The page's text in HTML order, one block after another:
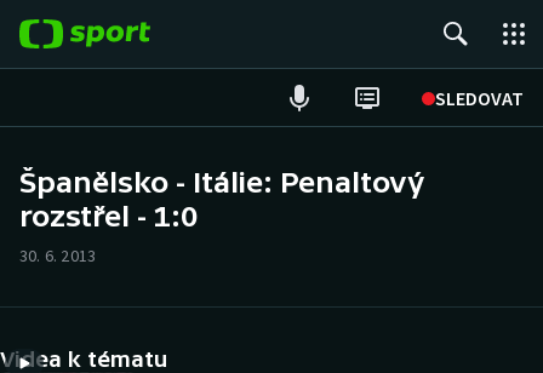
SLEDOVAT
Hokej
Španělsko - Itálie: Penaltový
rozstřel - 1:0
30. 6. 2013
Videa k tématu